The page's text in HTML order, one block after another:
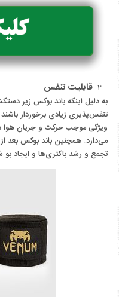
قابلیت تنفس
به دلیل اینکه باند بوکس زیر
تنفس‌پذیری زیادی برخوردار
ویژگی موجب حرکت و جریان
می‌دارد. همچنین باند بوکس
تجمع و رشد باکتری‌ها و ایجاد بو